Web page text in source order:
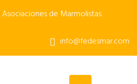
de Marmolistas
info@fedesmar.com